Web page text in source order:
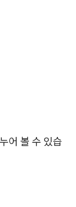
어 볼 수 있습